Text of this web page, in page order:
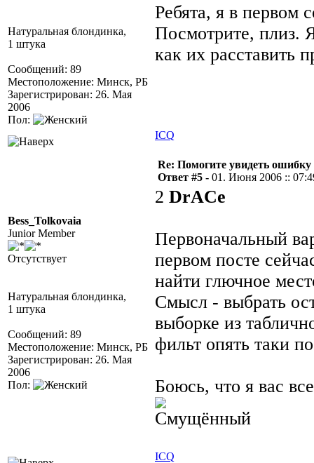
Натуральная блондинка,
1 штука
Сообщений: 89
Местоположение: Минск, РБ
Зарегистрирован: 26. Мая
2006
Пол:
Ребята, я в первом
Посмотрите, плиз.
как их расставить
ICQ
Bess_Tolkovaia
Junior Member
Отсутствует
Натуральная блондинка,
1 штука
Сообщений: 89
Местоположение: Минск, РБ
Зарегистрирован: 26. Мая
2006
Пол:
Re: Помогите увидеть ошибку
Ответ #5 - 01. Июня 2006 ::
2 DrACe
Первоначальный
первом посте
найти глючное
Смысл - выбрать
выборке из
фильт опять таки
Боюсь, что я вас
ICQ